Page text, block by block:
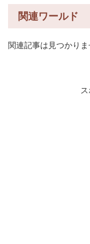
関連ワールド
関連記事は見つかりま